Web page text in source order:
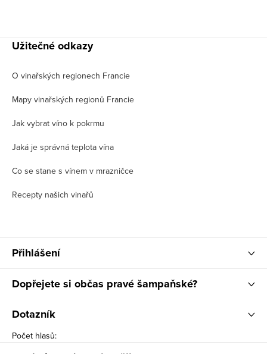
Užitečné odkazy
O vinařských regionech Francie
Mapy vinařských regionů Francie
Jak vybrat víno k pokrmu
Jaká je správná teplota vína
Co se stane s vínem v mrazničce
Recepty našich vinařů
Přihlášení
Dopřejete si občas pravé šampaňské?
Dotazník
Počet hlasů: